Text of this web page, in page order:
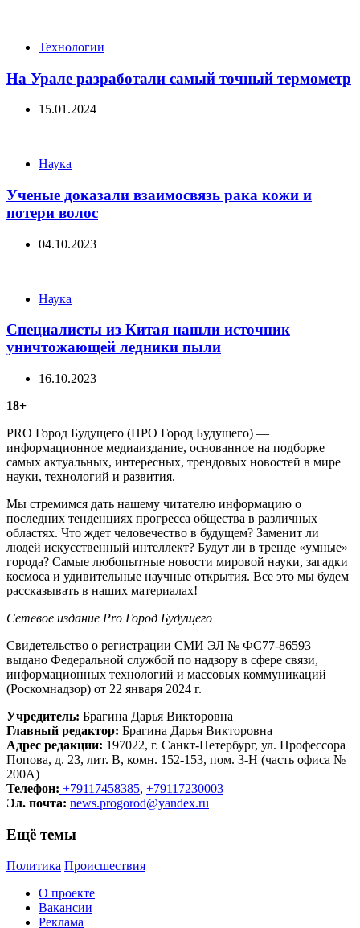
CategoriesТехнологии
На Урале разработали самый точный термометр
15.01.2024
Categories
Наука
Ученые доказали взаимосвязь рака кожи и
потери волос
04.10.2023
Categories
Наука
Специалисты из Китая нашли источник
уничтожающей ледники пыли
16.10.2023
18+
PRO Город Будущего (ПРО Город Будущего) —
информационное медиаиздание, основанное на подборке
самых актуальных, интересных, трендовых новостей в мире
науки, технологий и развития.
Мы стремимся дать нашему читателю информацию о
последних тенденциях прогресса общества в различных
областях. Что ждет человечество в будущем? Заменит ли
людей искусственный интеллект? Будут ли в тренде «умные»
города? Самые любопытные новости мировой науки, загадки
космоса и удивительные научные открытия. Все это мы будем
рассказывать в наших материалах!
Сетевое издание Рrо Город Будущего
Свидетельство о регистрации СМИ ЭЛ № ФС77-86593
выдано Федеральной службой по надзору в сфере связи,
информационных технологий и массовых коммуникаций
(Роскомнадзор) от 22 января 2024 г.
Учредитель: Брагина Дарья Викторовна
Главный редактор: Брагина Дарья Викторовна
Адрес редакции: 197022, г. Санкт-Петербург, ул. Профессора
Попова, д. 23, лит. В, комн. 152-153, пом. 3-Н (часть офиса №
200А)
Телефон: +79117458385, +79117230003
Эл. почта: news.progorod@yandex.ru
Ещё темы
Политика Происшествия
О проекте
Вакансии
Реклама